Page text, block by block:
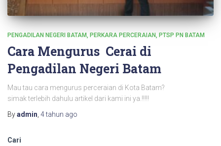
PENGADILAN NEGERI BATAM PERKARA PERCERAIAN PTSP PN BATAM
Cara Mengurus Cerai di
Pengadilan Negeri Batam
Mau tau cara mengurus perceraian di Kota Batam?
simak terlebih dahulu artikel dari kami ini ya.!!!!!
Byadmin 4 tahun ago
Cari